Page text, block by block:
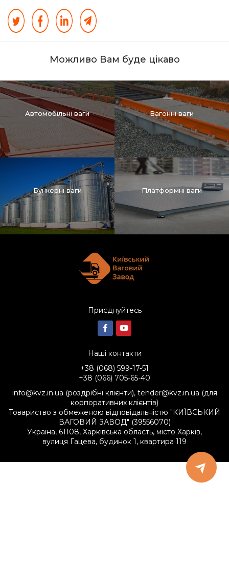
Можливо Вам буде цікаво
Автомобільні ваги Вагонні ваги
Бункерні ваги Платформні ваги
Приєднуйтесь
Наші контакти
+38 (068) 599-17-51
+38 (066) 705-65-40
info@kvz.in.ua (роздрібні клієнти), tender@kvz.in.ua (для
корпоративних клієнтів)
Товариство з обмеженою відповідальністю "КИЇВСЬКИЙ
ВАГОВИЙ ЗАВОД" (39556070)
Україна, 61108, Харківська область, місто Харків,
вулиця Гацева, будинок 1, квартира 119